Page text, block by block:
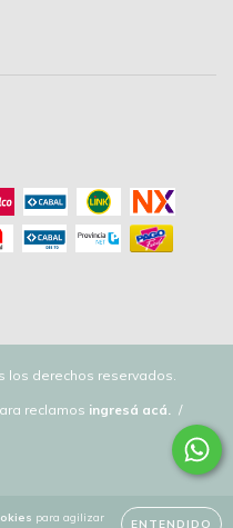
para agilizar
ENTENDIDO
los derechos reservados.
reclamos ingresá acá. /